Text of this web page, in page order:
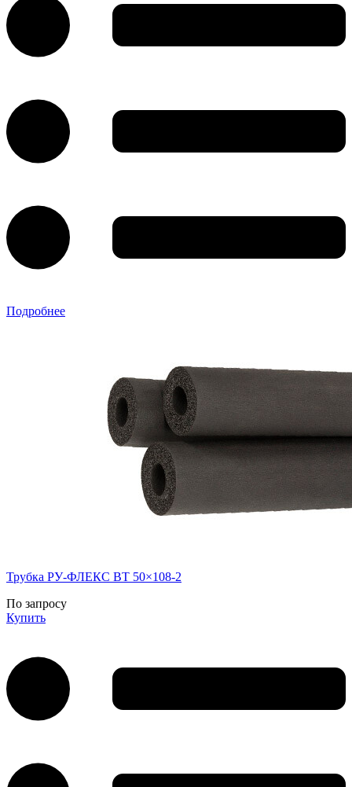
Подробнее
Трубка РУ-ФЛЕКС ВТ 50×108-2
По запросу
Купить